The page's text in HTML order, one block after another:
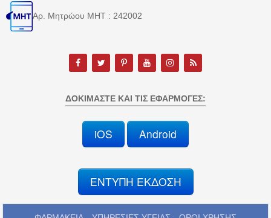
Αρ. Μητρώου MHT : 242002
ΔΟΚΙΜΆΣΤΕ ΚΑΙ ΤΙΣ ΕΦΑΡΜΟΓΈΣ:
iOS Android
ΕΝΤΥΠΗ ΕΚΔΟΣΗ